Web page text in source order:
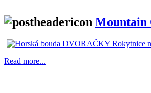
Mountain
Read more...